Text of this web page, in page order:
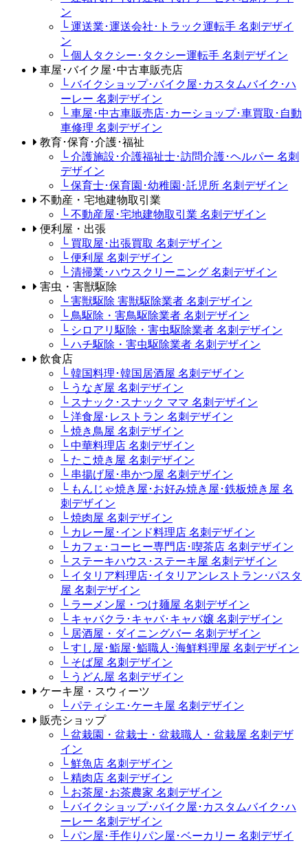
ン
└ 運送業･運送会社･トラック運転手 名刺デザイ
ン
└ 個人タクシー･タクシー運転手 名刺デザイン
車屋･バイク屋･中古車販売店
└ バイクショップ･バイク屋･カスタムバイク･ハ
ーレー 名刺デザイン
└ 車屋･中古車販売店･カーショップ･車買取･自動
車修理 名刺デザイン
教育･保育･介護･福祉
└ 介護施設･介護福祉士･訪問介護･ヘルパー 名刺
デザイン
└ 保育士･保育園･幼稚園･託児所 名刺デザイン
不動産・宅地建物取引業
└ 不動産屋･宅地建物取引業 名刺デザイン
便利屋・出張
└ 買取屋･出張買取 名刺デザイン
└ 便利屋 名刺デザイン
└ 清掃業･ハウスクリーニング 名刺デザイン
害虫・害獣駆除
└ 害獣駆除 害獣駆除業者 名刺デザイン
└ 鳥駆除・害鳥駆除業者 名刺デザイン
└ シロアリ駆除・害虫駆除業者 名刺デザイン
└ ハチ駆除・害虫駆除業者 名刺デザイン
飲食店
└ 韓国料理･韓国居酒屋 名刺デザイン
└ うなぎ屋 名刺デザイン
└ スナック･スナック ママ 名刺デザイン
└ 洋食屋･レストラン 名刺デザイン
└ 焼き鳥屋 名刺デザイン
└ 中華料理店 名刺デザイン
└ たこ焼き屋 名刺デザイン
└ 串揚げ屋･串かつ屋 名刺デザイン
└ もんじゃ焼き屋･お好み焼き屋･鉄板焼き屋 名
刺デザイン
└ 焼肉屋 名刺デザイン
└ カレー屋･インド料理店 名刺デザイン
└ カフェ･コーヒー専門店･喫茶店 名刺デザイン
└ ステーキハウス･ステーキ屋 名刺デザイン
└ イタリア料理店･イタリアンレストラン･パスタ
屋 名刺デザイン
└ ラーメン屋・つけ麺屋 名刺デザイン
└ キャバクラ･キャバ･キャバ嬢 名刺デザイン
└ 居酒屋・ダイニングバー 名刺デザイン
└ すし屋･鮨屋･鮨職人･海鮮料理屋 名刺デザイン
└ そば屋 名刺デザイン
└ うどん屋 名刺デザイン
ケーキ屋・スウィーツ
└ パティシエ･ケーキ屋 名刺デザイン
販売ショップ
└ 盆栽園・盆栽士・盆栽職人・盆栽屋 名刺デザ
イン
└ 鮮魚店 名刺デザイン
└ 精肉店 名刺デザイン
└ お茶屋･お茶農家 名刺デザイン
└ バイクショップ･バイク屋･カスタムバイク･ハ
ーレー 名刺デザイン
└ パン屋･手作りパン屋･ベーカリー 名刺デザイ